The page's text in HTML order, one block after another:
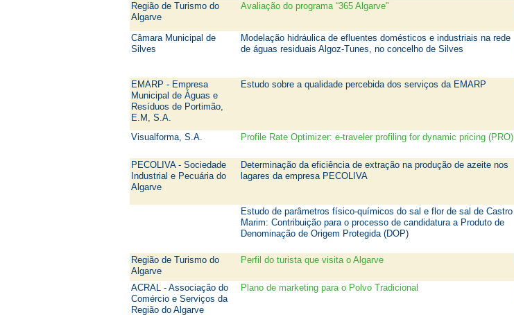
Região de Turismo do
Algarve
Avaliação do programa “365 Algarve"
Câmara Municipal de
Silves
Modelação hidráulica de efluentes domésticos e industriais na rede
de águas residuais Algoz-Tunes, no concelho de Silves
EMARP - Empresa
Municipal de Águas e
Resíduos de Portimão,
E.M, S.A.
Estudo sobre a qualidade percebida dos serviços da EMARP
Visualforma, S.A. Profile Rate Optimizer: e-traveler profiling for dynamic pricing (PRO)
PECOLIVA - Sociedade
Industrial e Pecuária do
Algarve
Determinação da eficiência de extração na produção de azeite nos
lagares da empresa PECOLIVA
Estudo de parâmetros físico-químicos do sal e flor de sal de Castro
Marim: Contribuição para o processo de candidatura a Produto de
Denominação de Origem Protegida (DOP)
Região de Turismo do
Algarve
Perfil do turista que visita o Algarve
ACRAL - Associação do
Comércio e Serviços da
Região do Algarve
Plano de marketing para o Polvo Tradicional